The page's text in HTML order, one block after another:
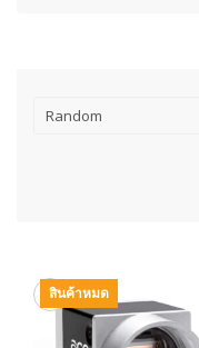
สินค้าหมด